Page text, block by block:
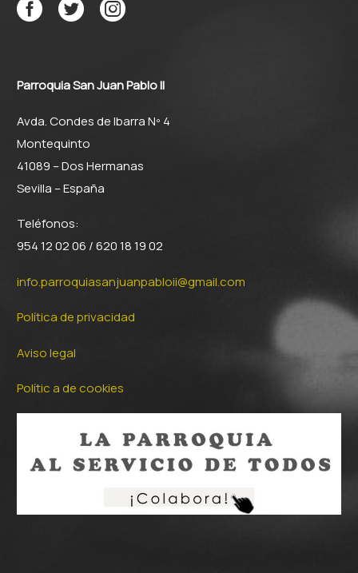
Parroquia San Juan Pablo II
Avda. Condes de Ibarra Nº 4
Montequinto
41089 – Dos Hermanas
Sevilla – España
Teléfonos:
954 12 02 06 / 620 18 19 02
info.parroquiasanjuanpabloii@gmail.com
Política de privacidad
Aviso legal
Polític a de cookies